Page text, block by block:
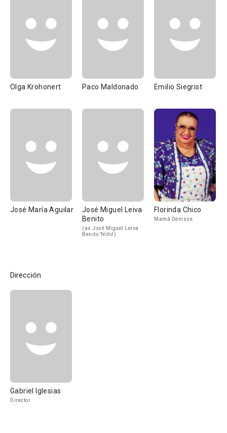
Olga Krohonert Paco Maldonado Emilio Siegrist
José María Aguilar
José Miguel Leiva
Benito
(as José Miguel Leiva
Benito 'Niño')
Florinda Chico
Mamá Denisse
Dirección
Gabriel Iglesias
Director